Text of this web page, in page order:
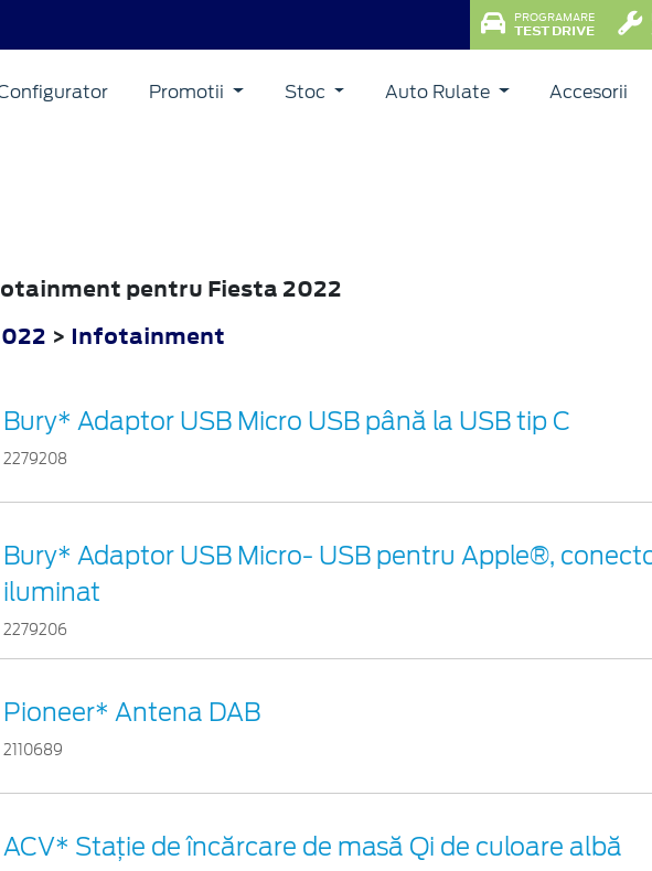
PROGRAMARE
TEST DRIVE
Promotii Stoc Auto Rulate Accesorii
pentru Fiesta 2022
> Infotainment
Bury* Adaptor USB Micro USB până la USB tip C
2279208
Bury* Adaptor USB Micro- USB pentru Apple®,
iluminat
2279206
Pioneer* Antena DAB
2110689
ACV* Stație de încărcare de masă Qi de culoare albă